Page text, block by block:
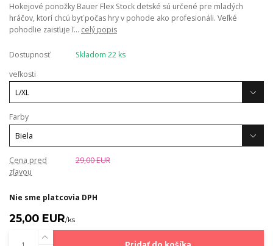
Hokejové ponožky Bauer Flex Stock detské sú určené pre mladých
hráčov, ktorí chcú byť počas hry v pohode ako profesionáli. Veľké
pohodlie zaisťuje ľ... celý popis
Dostupnosť
Skladom 22 ks
veľkosti
Farby
Cena pred
zľavou
29,00 EUR
Nie sme platcovia DPH
25,00 EUR/ks